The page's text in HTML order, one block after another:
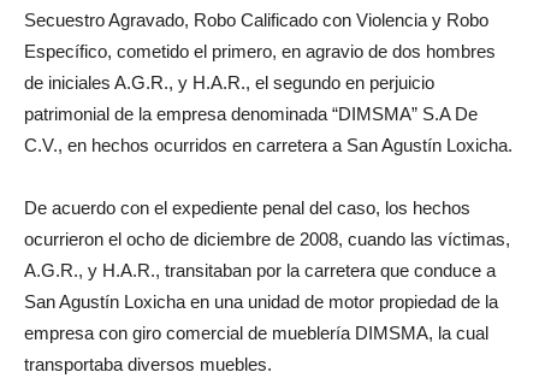
Secuestro Agravado, Robo Calificado con Violencia y Robo
Específico, cometido el primero, en agravio de dos hombres
de iniciales A.G.R., y H.A.R., el segundo en perjuicio
patrimonial de la empresa denominada “DIMSMA” S.A De
C.V., en hechos ocurridos en carretera a San Agustín Loxicha.
De acuerdo con el expediente penal del caso, los hechos
ocurrieron el ocho de diciembre de 2008, cuando las víctimas,
A.G.R., y H.A.R., transitaban por la carretera que conduce a
San Agustín Loxicha en una unidad de motor propiedad de la
empresa con giro comercial de mueblería DIMSMA, la cual
transportaba diversos muebles.